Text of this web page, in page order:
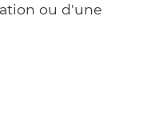
ou d'une